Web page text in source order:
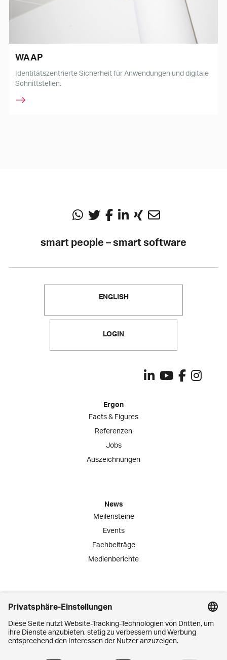
WAAP
Identitätszentrierte Sicherheit für Anwendungen und digitale
Schnittstellen.
smart people – smart software
ENGLISH
LOGIN
Ergon
Facts & Figures
Referenzen
Jobs
Auszeichnungen
News
Meilensteine
Events
Fachbeiträge
Medienberichte
Engagement
Praktika
Schnuppertage